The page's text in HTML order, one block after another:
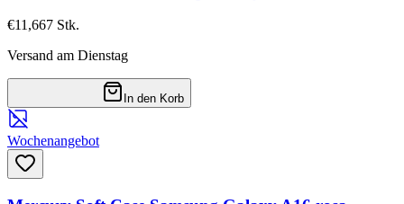
€11,667 Stk.
Versand am Dienstag
In den Korb
Wochenangebot